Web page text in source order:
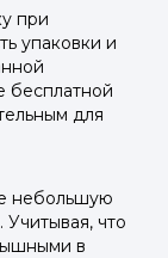
при
упаковки и
бесплатной
для
небольшую
что
в